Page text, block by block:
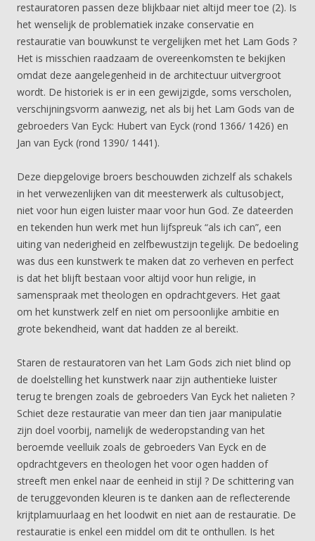
restauratoren passen deze blijkbaar niet altijd meer toe (2). Is
het wenselijk de problematiek inzake conservatie en
restauratie van bouwkunst te vergelijken met het Lam Gods ?
Het is misschien raadzaam de overeenkomsten te bekijken
omdat deze aangelegenheid in de architectuur uitvergroot
wordt. De historiek is er in een gewijzigde, soms verscholen,
verschijningsvorm aanwezig, net als bij het Lam Gods van de
gebroeders Van Eyck: Hubert van Eyck (rond 1366/ 1426) en
Jan van Eyck (rond 1390/ 1441).
Deze diepgelovige broers beschouwden zichzelf als schakels
in het verwezenlijken van dit meesterwerk als cultusobject,
niet voor hun eigen luister maar voor hun God. Ze dateerden
en tekenden hun werk met hun lijfspreuk “als ich can”, een
uiting van nederigheid en zelfbewustzijn tegelijk. De bedoeling
was dus een kunstwerk te maken dat zo verheven en perfect
is dat het blijft bestaan voor altijd voor hun religie, in
samenspraak met theologen en opdrachtgevers. Het gaat
om het kunstwerk zelf en niet om persoonlijke ambitie en
grote bekendheid, want dat hadden ze al bereikt.
Staren de restauratoren van het Lam Gods zich niet blind op
de doelstelling het kunstwerk naar zijn authentieke luister
terug te brengen zoals de gebroeders Van Eyck het nalieten ?
Schiet deze restauratie van meer dan tien jaar manipulatie
zijn doel voorbij, namelijk de wederopstanding van het
beroemde veelluik zoals de gebroeders Van Eyck en de
opdrachtgevers en theologen het voor ogen hadden of
streeft men enkel naar de eenheid in stijl ? De schittering van
de teruggevonden kleuren is te danken aan de reflecterende
krijtplamuurlaag en het loodwit en niet aan de restauratie. De
restauratie is enkel een middel om dit te onthullen. Is het